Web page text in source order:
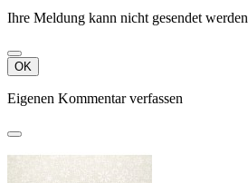
Ihre Meldung kann nicht gesendet werden
OK
Eigenen Kommentar verfassen